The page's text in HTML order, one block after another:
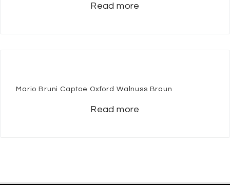
Read more
Mario Bruni Captoe Oxford Walnuss Braun
Read more